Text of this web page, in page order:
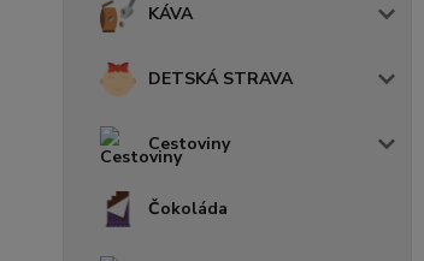
KÁVA
DETSKÁ STRAVA
Cestoviny
Čokoláda